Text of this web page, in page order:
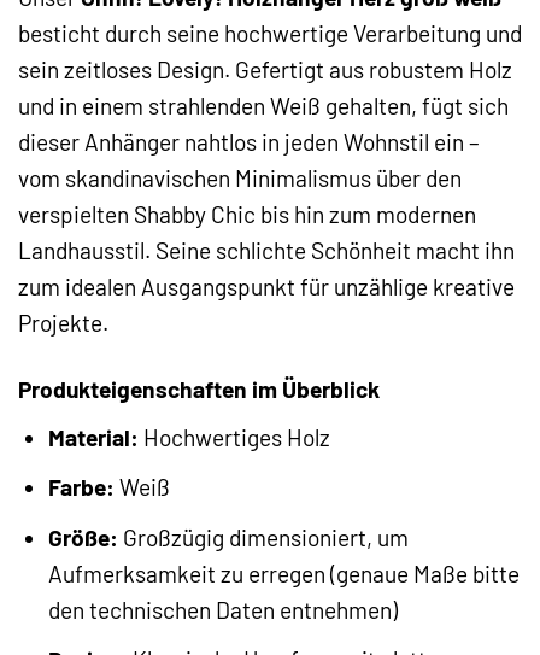
besticht durch seine hochwertige Verarbeitung und
sein zeitloses Design. Gefertigt aus robustem Holz
und in einem strahlenden Weiß gehalten, fügt sich
dieser Anhänger nahtlos in jeden Wohnstil ein –
vom skandinavischen Minimalismus über den
verspielten Shabby Chic bis hin zum modernen
Landhausstil. Seine schlichte Schönheit macht ihn
zum idealen Ausgangspunkt für unzählige kreative
Projekte.
Produkteigenschaften im Überblick
Material: Hochwertiges Holz
Farbe: Weiß
Größe: Großzügig dimensioniert, um
Aufmerksamkeit zu erregen (genaue Maße bitte
den technischen Daten entnehmen)